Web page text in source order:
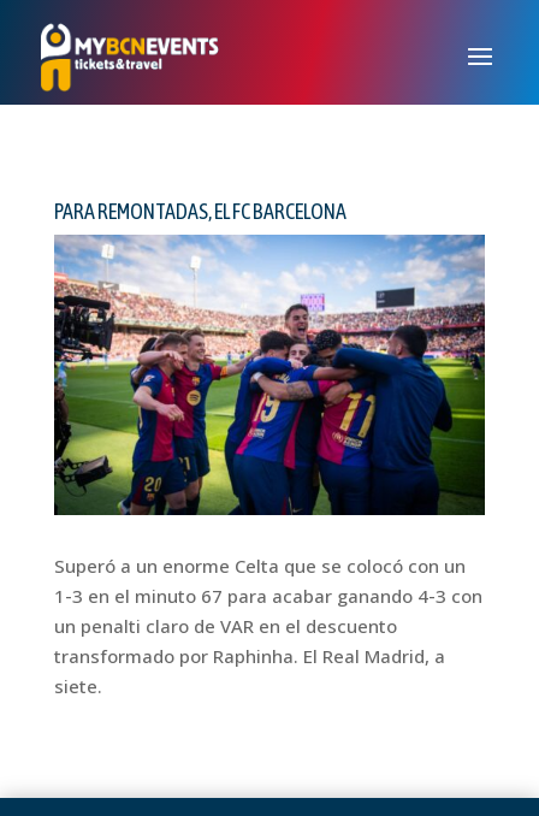
PARA REMONTADAS, EL FC BARCELONA
Superó a un enorme Celta que se colocó con un
1-3 en el minuto 67 para acabar ganando 4-3 con
un penalti claro de VAR en el descuento
transformado por Raphinha. El Real Madrid, a
siete.